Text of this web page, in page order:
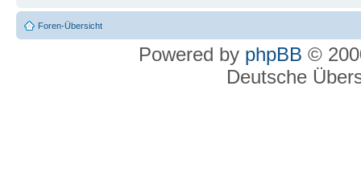
Foren-Übersicht
Powered by phpBB ©
Deutsche